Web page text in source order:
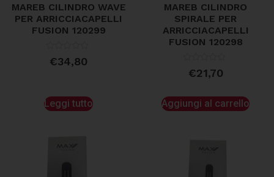
MAREB CILINDRO WAVE
PER ARRICCIACAPELLI
FUSION 120299
Valutato
€34,80
Leggi tutto
MAREB CILINDRO
SPIRALE PER
ARRICCIACAPELLI
FUSION 120298
Valutato
€21,70
Aggiungi al carrello